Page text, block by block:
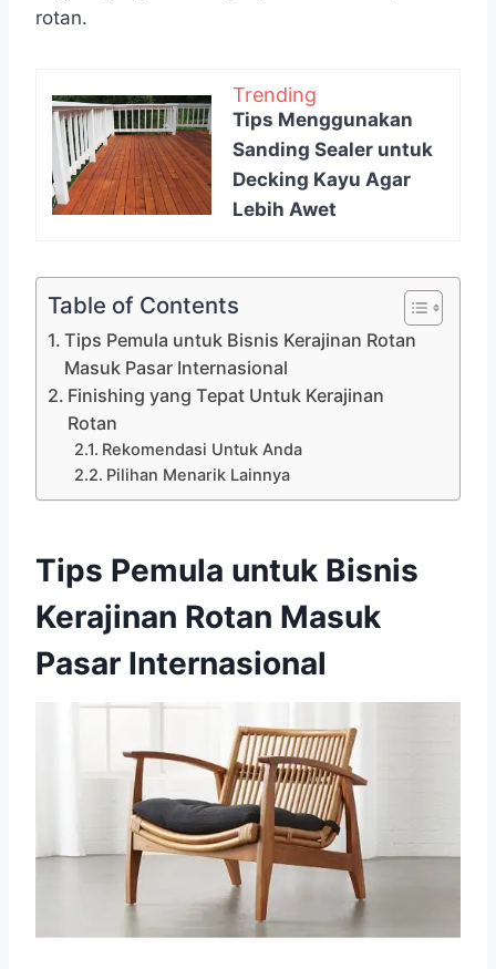
rotan.
Trending
Tips Menggunakan
Sanding Sealer untuk
Decking Kayu Agar
Lebih Awet
Table of Contents
Tips Pemula untuk Bisnis Kerajinan Rotan
Masuk Pasar Internasional
Finishing yang Tepat Untuk Kerajinan
Rotan
Rekomendasi Untuk Anda
Pilihan Menarik Lainnya
Tips Pemula untuk Bisnis
Kerajinan Rotan Masuk
Pasar Internasional